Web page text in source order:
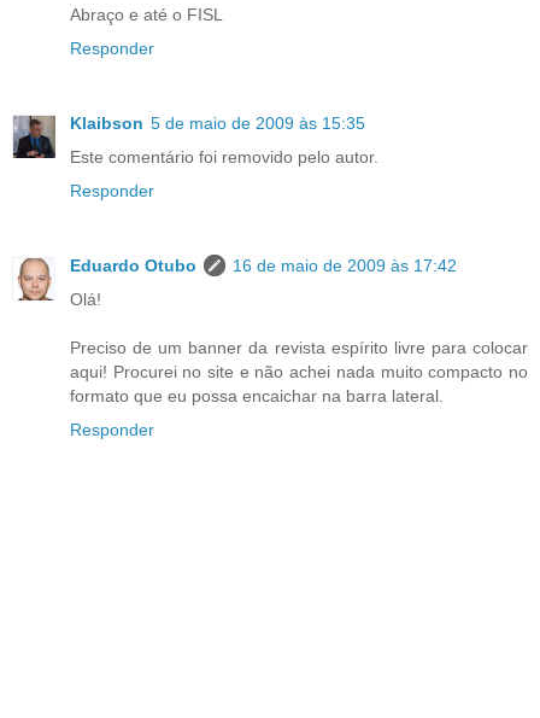
Abraço e até o FISL
Responder
Klaibson 5 de maio de 2009 às 15:35
Este comentário foi removido pelo autor.
Responder
Eduardo Otubo
16 de maio de 2009 às 17:42
Olá!
Preciso de um banner da revista espírito livre para colocar
aqui! Procurei no site e não achei nada muito compacto no
formato que eu possa encaichar na barra lateral.
Responder